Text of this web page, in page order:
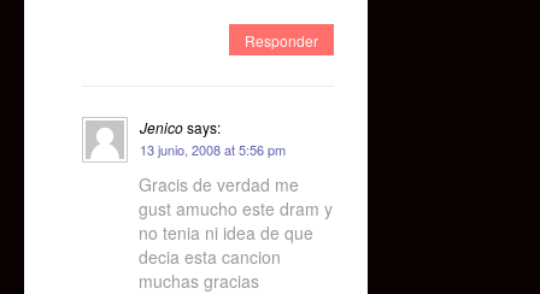
Responder
Jenicosays:
13 junio, 2008 at 5:56 pm
Gracis de verdad me
gust amucho este dram y
no tenia ni idea de que
decia esta cancion
muchas gracias